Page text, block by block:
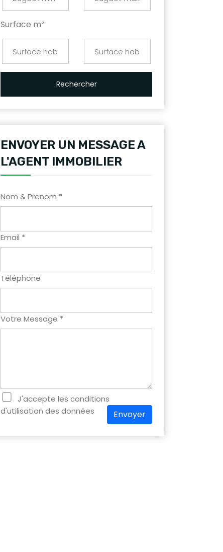
Surface m²
Rechercher
ENVOYER UN MESSAGE A
L'AGENT IMMOBILIER
Nom & Prenom *
Email *
Téléphone
Votre Message *
J'accepte les conditions
d'utilisation des données
Envoyer